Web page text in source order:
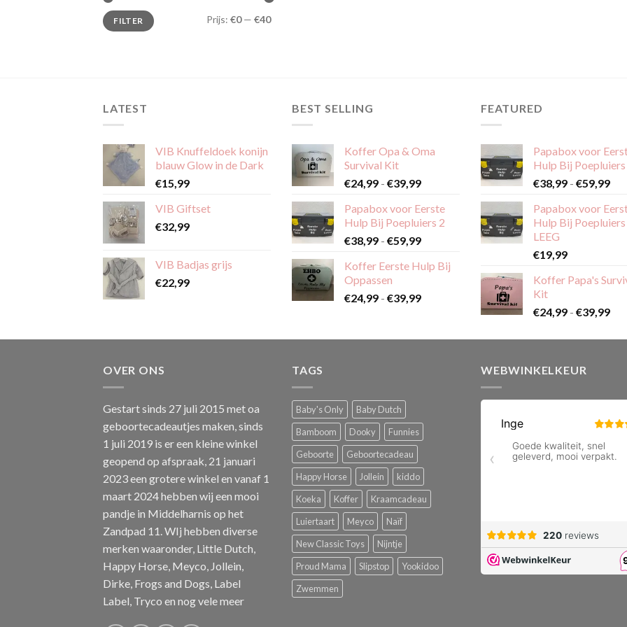
Min.
prijs
Max.
prijsFILTER Prijs: €0— €40
LATEST
VIB Knuffeldoek konijn
blauw Glow in de Dark
€15,99
VIB Giftset
€32,99
VIB Badjas grijs
€22,99
BEST SELLING
Koffer Opa & Oma
Survival Kit
€24,99 - €39,99Prijsklasse:
tot
€39,99
Papabox voor Eerste
Hulp Bij Poepluiers 2
€38,99 - €59,99Prijsklasse:
tot
Koffer Eerste Hulp Bij
Oppassen
€24,99 - €39,99Prijsklasse:
€39,99
FEATURED
Papabox voor
Hulp Bij Poepluiers
€38,99 - €59,99
tot
Papabox voor
Hulp Bij Poepluiers
LEEG
€19,99
Koffer Papa's
Kit
€24,99 - €39,99
tot
OVER ONS
Gestart sinds 27 juli 2015 met oa
geboortecadeautjes maken, sinds
1 juli 2019 is er een kleine winkel
geopend op afspraak, 21 januari
2023 een grotere winkel en vanaf 1
maart 2024 hebben wij een mooi
pandje in Middelharnis op het
Zandpad 11. WIj hebben diverse
merken waaronder, Little Dutch,
Happy Horse, Meyco, Jollein,
Dirke, Frogs and Dogs, Label
Label, Tryco en nog vele meer
TAGS
Baby's Only
Baby Dutch
Bamboom
Dooky
Funnies
Geboorte
Geboortecadeau
Happy Horse
Jollein
kiddo
Koeka
Koffer
Kraamcadeau
Luiertaart
Meyco
Naïf
New Classic Toys
Nijntje
Proud Mama
Slipstop
Yookidoo
Zwemmen
WEBWINKELKEUR